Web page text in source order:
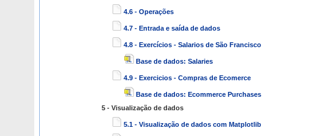
4.6 - Operações
4.7 - Entrada e saída de dados
4.8 - Exercícios - Salarios de São Francisco
Base de dados: Salaries
4.9 - Exercicios - Compras de Ecomerce
Base de dados: Ecommerce Purchases
5 - Visualização de dados
5.1 - Visualização de dados com Matplotlib